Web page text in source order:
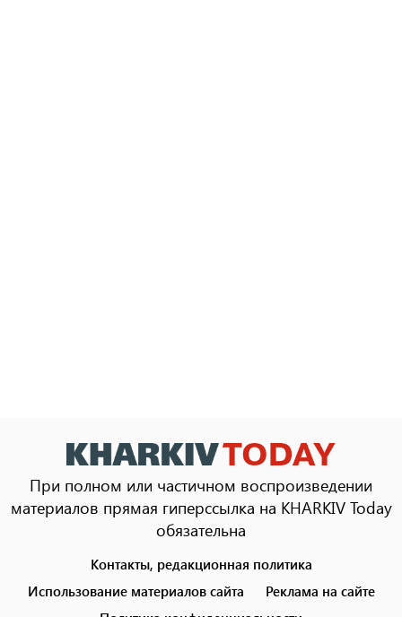
При полном или частичном воспроизведении
материалов прямая гиперссылка на KHARKIV Today
обязательна
menu
Контакты, редакционная политика
Использование материалов сайта
Реклама на сайте